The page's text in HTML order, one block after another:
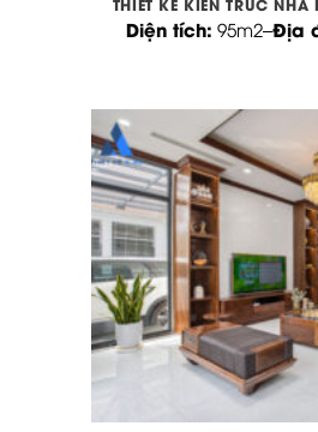
Diện tích: 95m2–Địa